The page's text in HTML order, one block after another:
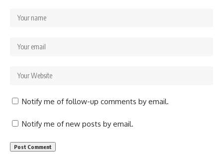
Notify me of follow-up comments by email.
Notify me of new posts by email.